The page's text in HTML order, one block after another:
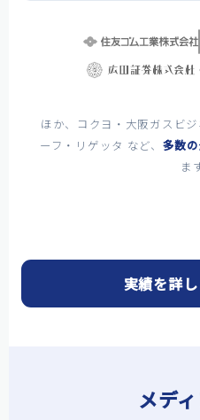
ほか、コクヨ・大阪ガスビ
ーフ・リゲッタ など、 多数
ま
実績を詳
メデ